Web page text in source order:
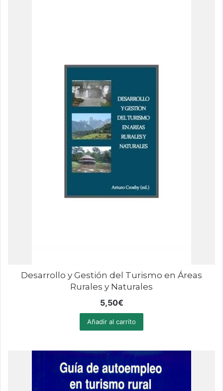
Desarrollo y Gestión del Turismo en Áreas
Rurales y Naturales
5,50€
Añadir al carrito